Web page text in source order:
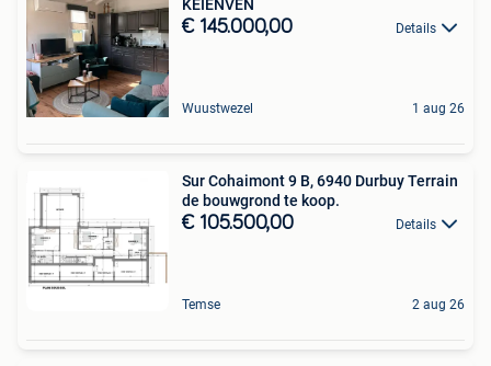
KEIENVEN
€ 145.000,00 Details
Wuustwezel 1 aug 26
Sur Cohaimont 9 B, 6940 Durbuy Terrain
de bouwgrond te koop.
€ 105.500,00 Details
Temse 2 aug 26